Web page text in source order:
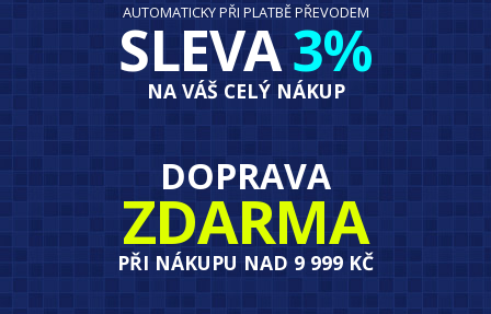
AUTOMATICKY PŘI PLATBĚ PŘEVODEM
SLEVA3%
NA VÁŠ CELÝ NÁKUP
DOPRAVA
ZDARMA
PŘI NÁKUPU NAD 9 999 KČ